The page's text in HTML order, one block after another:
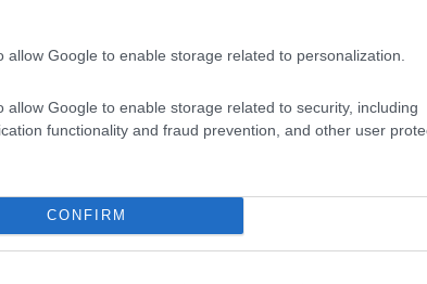
allow Google to enable storage related to personalization.
allow Google to enable storage related to security, including
functionality and fraud prevention, and other user
CONFIRM